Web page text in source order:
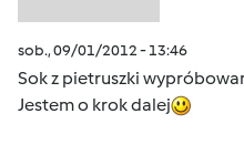
sob., 09/01/2012 - 13:46
Sok z pietruszki
Jestem o krok dalej